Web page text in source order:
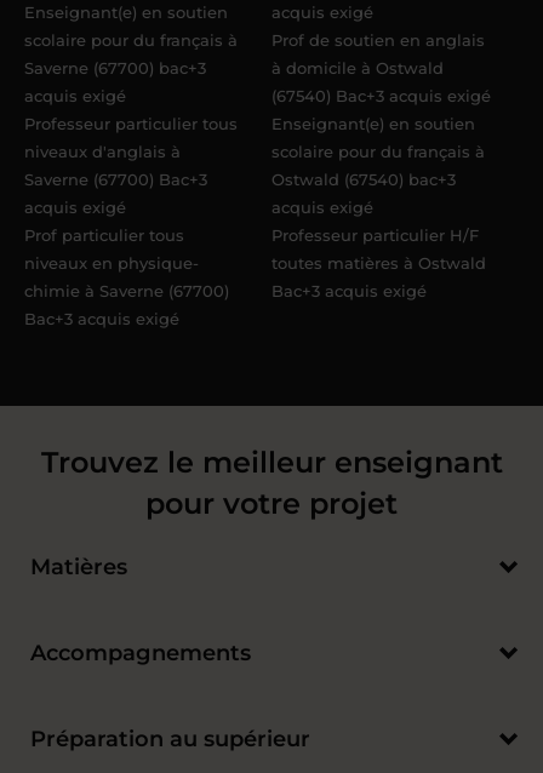
Enseignant(e) en soutien
scolaire pour du français à
Saverne (67700) bac+3
acquis exigé
Professeur particulier tous
niveaux d'anglais à
Saverne (67700) Bac+3
acquis exigé
Prof particulier tous
niveaux en physique-
chimie à Saverne (67700)
Bac+3 acquis exigé
acquis exigé
Prof de soutien en anglais
à domicile à Ostwald
(67540) Bac+3 acquis exigé
Enseignant(e) en soutien
scolaire pour du français à
Ostwald (67540) bac+3
acquis exigé
Professeur particulier H/F
toutes matières à Ostwald
Bac+3 acquis exigé
Trouvez le meilleur enseignant
pour votre projet
Matières
Accompagnements
Préparation au supérieur